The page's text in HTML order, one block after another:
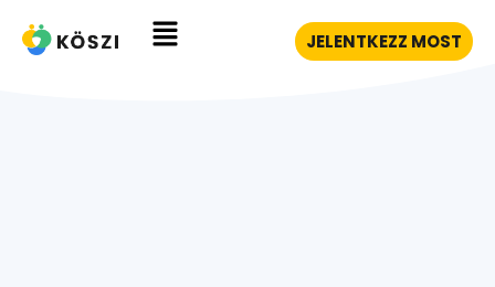
JELENTKEZZ MOST